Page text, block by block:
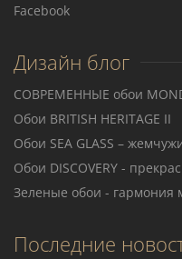
Facebook
Дизайн блог
СОВРЕМЕННЫЕ обои
Обои BRITISH HERITAGE II
Обои SEA GLASS –
Обои DISCOVERY -
Зеленые обои - гармония
Последние